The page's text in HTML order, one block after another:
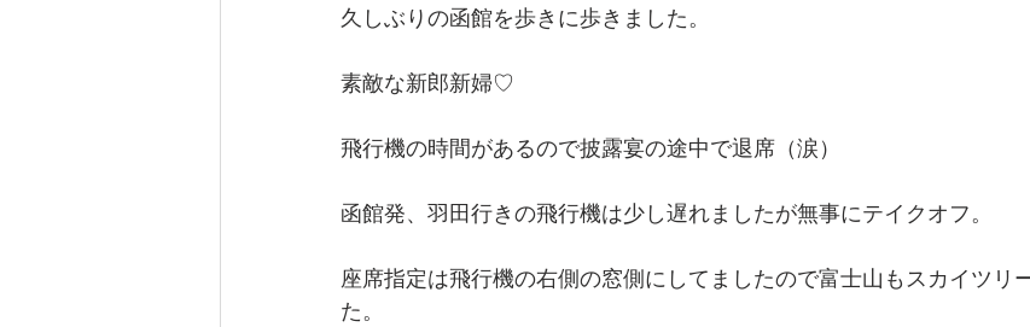
久しぶりの函館を歩きに歩きました。
素敵な新郎新婦♡
飛行機の時間があるので披露宴の途中で退席（涙）
函館発、羽田行きの飛行機は少し遅れましたが無事にテイクオフ。
座席指定は飛行機の右側の窓側にしてましたので富士山もスカイツリ
た。